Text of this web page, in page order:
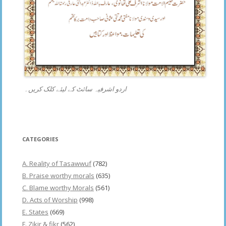
اردو اشرفیہ سائٹ کے لیئے کلک کریں۔
CATEGORIES
A. Reality of Tasawwuf(782)
B. Praise worthy morals (635)
C. Blame worthy Morals (561)
D. Acts of Worship (998)
E. States (669)
F. Zikir & fikr (562)